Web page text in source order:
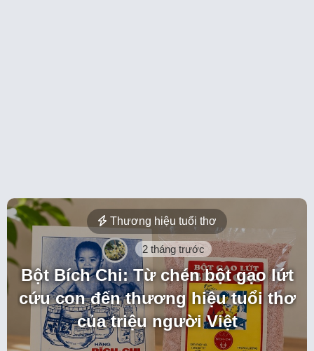
Món lạ vùng miền
2 tháng trước
Cá sấy hồ Thác Bà: Khi thức quà
vùng lòng hồ không còn là đặc
sản “vô danh”